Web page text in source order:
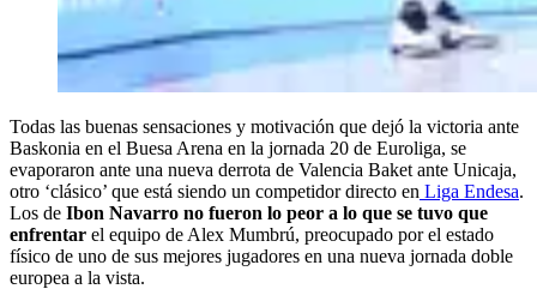
Todas las buenas sensaciones y motivación que dejó la victoria ante
Baskonia en el Buesa Arena en la jornada 20 de Euroliga, se
evaporaron ante una nueva derrota de Valencia Baket ante Unicaja,
otro ‘clásico’ que está siendo un competidor directo en Liga Endesa.
Los de Ibon Navarro no fueron lo peor a lo que se tuvo que
enfrentar el equipo de Alex Mumbrú, preocupado por el estado
físico de uno de sus mejores jugadores en una nueva jornada doble
europea a la vista.